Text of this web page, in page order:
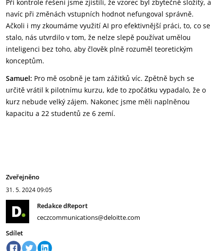
Při kontrole řešení jsme zjistili, že vzorec byl zbytečně složitý, a
navíc při změnách vstupních hodnot nefungoval správně.
Ačkoli i my zkoumáme využití AI pro efektivnější práci, to, co se
stalo, nás utvrdilo v tom, že nelze slepě používat umělou
inteligenci bez toho, aby člověk plně rozuměl teoretickým
konceptům.
Samuel: Pro mě osobně je tam zážitků víc. Zpětně bych se
určitě vrátil k pilotnímu kurzu, kde to zpočátku vypadalo, že o
kurz nebude velký zájem. Nakonec jsme měli naplněnou
kapacitu a 22 studentů ze 6 zemí.
Zveřejněno
31. 5. 202409:05
Redakce dReport
ceczcommunications@deloitte.com
Sdílet